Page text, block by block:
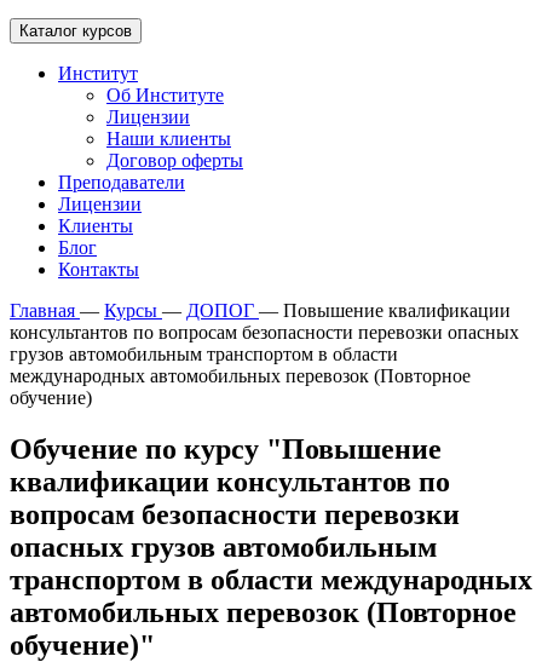
Каталог курсов
Институт
Об Институте
Лицензии
Наши клиенты
Договор оферты
Преподаватели
Лицензии
Клиенты
Блог
Контакты
Главная — Курсы — ДОПОГ — Повышение квалификации
консультантов по вопросам безопасности перевозки опасных
грузов автомобильным транспортом в области
международных автомобильных перевозок (Повторное
обучение)
Обучение по курсу "Повышение
квалификации консультантов по
вопросам безопасности перевозки
опасных грузов автомобильным
транспортом в области международных
автомобильных перевозок (Повторное
обучение)"